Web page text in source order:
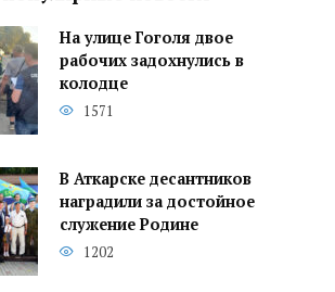
На улице Гоголя двое
рабочих задохнулись в
колодце
1571
В Аткарске десантников
наградили за достойное
служение Родине
1202